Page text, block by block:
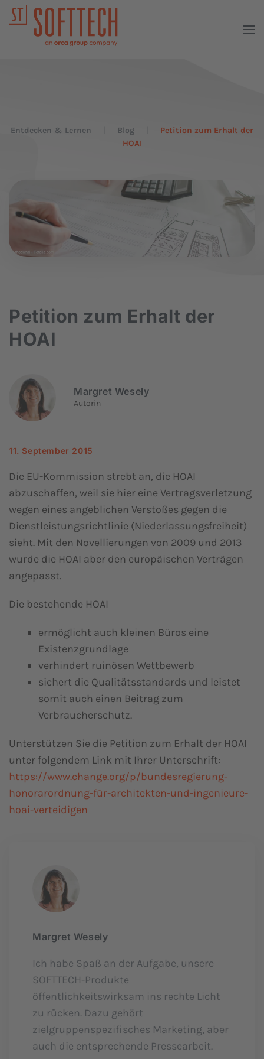
Entdecken & Lernen Blog
Petition zum Erhalt der
HOAI
Petition zum Erhalt der
HOAI
Margret Wesely
Autorin
11. September 2015
Die EU-Kommission strebt an, die HOAI
abzuschaffen, weil sie hier eine Vertragsverletzung
wegen eines angeblichen Verstoßes gegen die
Dienstleistungsrichtlinie (Niederlassungsfreiheit)
sieht. Mit den Novellierungen von 2009 und 2013
wurde die HOAI aber den europäischen Verträgen
angepasst.
Die bestehende HOAI
ermöglicht auch kleinen Büros eine
Existenzgrundlage
verhindert ruinösen Wettbewerb
sichert die Qualitätsstandards und leistet
somit auch einen Beitrag zum
Verbraucherschutz.
Unterstützen Sie die Petition zum Erhalt der HOAI
unter folgendem Link mit Ihrer Unterschrift:
https://www.change.org/p/bundesregierung-
honorarordnung-für-architekten-und-ingenieure-
hoai-verteidigen
Margret Wesely
Ich habe Spaß an der Aufgabe, unsere
SOFTTECH-Produkte
öffentlichkeitswirksam ins rechte Licht
zu rücken. Dazu gehört
zielgruppenspezifisches Marketing, aber
auch die entsprechende Pressearbeit.